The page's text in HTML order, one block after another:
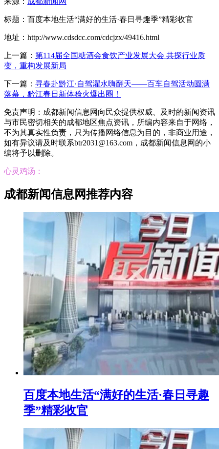
标题：百度本地生活“满好的生活·春日寻趣季”精彩收官
地址：http://www.cdsdcc.com/cdcjzx/49416.html
上一篇： 第114届全国糖酒会食饮产业发展大会 共探行业质
变，重构发展新局
下一篇： 寻春赴黔江·自驾濯水嗨翻天——百车自驾活动圆满
落幕，黔江春日新体验火爆出圈！
免责声明：成都新闻信息网向民众提供权威、及时的新闻资讯
与市民密切相关的成都地区焦点资讯，所编内容来自于网络，
不为其真实性负责，只为传播网络信息为目的，非商业用途，
如有异议请及时联系btr2031@163.com，成都新闻信息网的小
编将予以删除。
心灵鸡汤：
成都新闻信息网推荐内容
百度本地生活“满好的生活·春日寻趣
季”精彩收官